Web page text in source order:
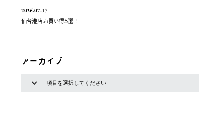
2026.07.17
仙台港店お買い得5選！
アーカイブ